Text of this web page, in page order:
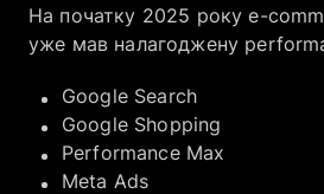
На початку 2025 року e-
уже мав налагоджену
Google Search
Google Shopping
Performance Max
Meta Ads